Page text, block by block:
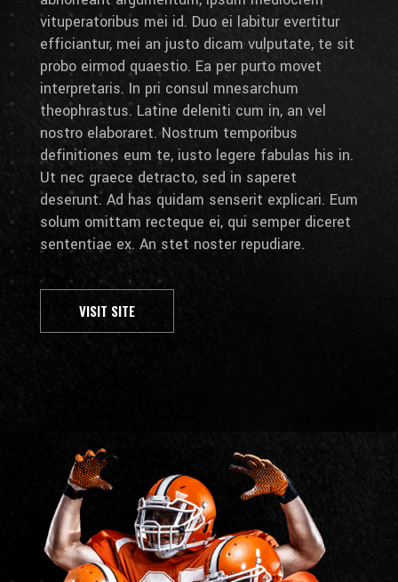
vituperatoribus mei id. Duo ei labitur evertitur
efficiantur, mei an justo dicam vulputate, te sit
probo eirmod quaestio. Ea per purto movet
interpretaris. In pri consul mnesarchum
theophrastus. Latine deleniti cum in, an vel
nostro elaboraret. Nostrum temporibus
definitiones eum te, iusto legere fabulas his in.
Ut nec graece detracto, sed in saperet
deserunt. Ad has quidam senserit explicari. Eum
solum omittam recteque ei, qui semper diceret
sententiae ex. An stet noster repudiare.
VISIT SITE